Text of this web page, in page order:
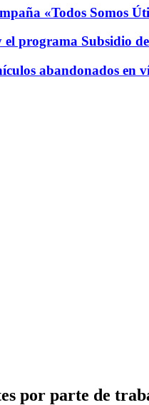
«Todos Somos
programa Subsidio
abandonados en
por parte de